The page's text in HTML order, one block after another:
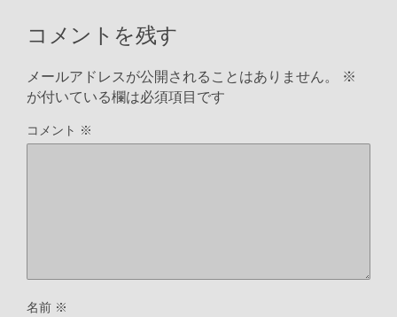
o
o r n
コメントを残す
メールアドレスが公開されることはありません。
※
が付いている欄は必須項目です
コメント ※
名前 ※